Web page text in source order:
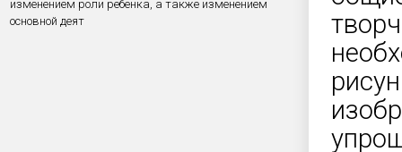
изменением роли ребенка, а также изменением
основной деят